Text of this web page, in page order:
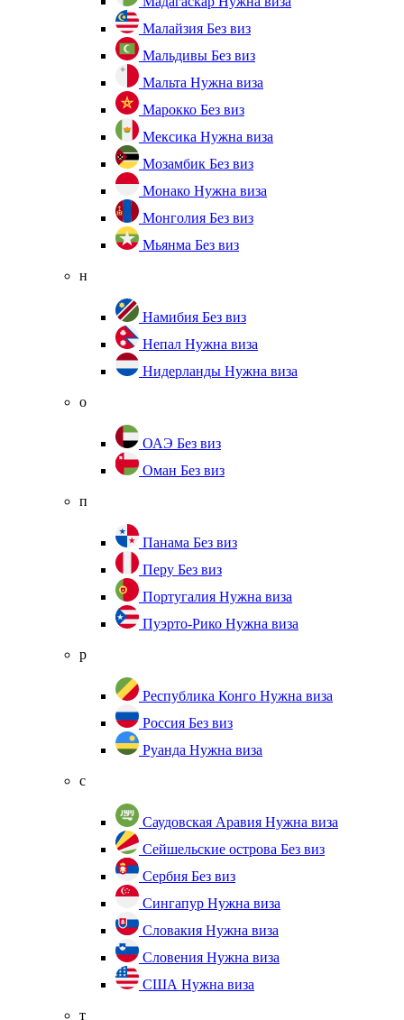
Малайзия Без виз
Мальдивы Без виз
Мальта Нужна виза
Марокко Без виз
Мексика Нужна виза
Мозамбик Без виз
Монако Нужна виза
Монголия Без виз
Мьянма Без виз
н
Намибия Без виз
Непал Нужна виза
Нидерланды Нужна виза
о
ОАЭ Без виз
Оман Без виз
п
Панама Без виз
Перу Без виз
Португалия Нужна виза
Пуэрто-Рико Нужна виза
р
Республика Конго Нужна виза
Россия Без виз
Руанда Нужна виза
с
Саудовская Аравия Нужна виза
Сейшельские острова Без виз
Сербия Без виз
Сингапур Нужна виза
Словакия Нужна виза
Словения Нужна виза
США Нужна виза
т